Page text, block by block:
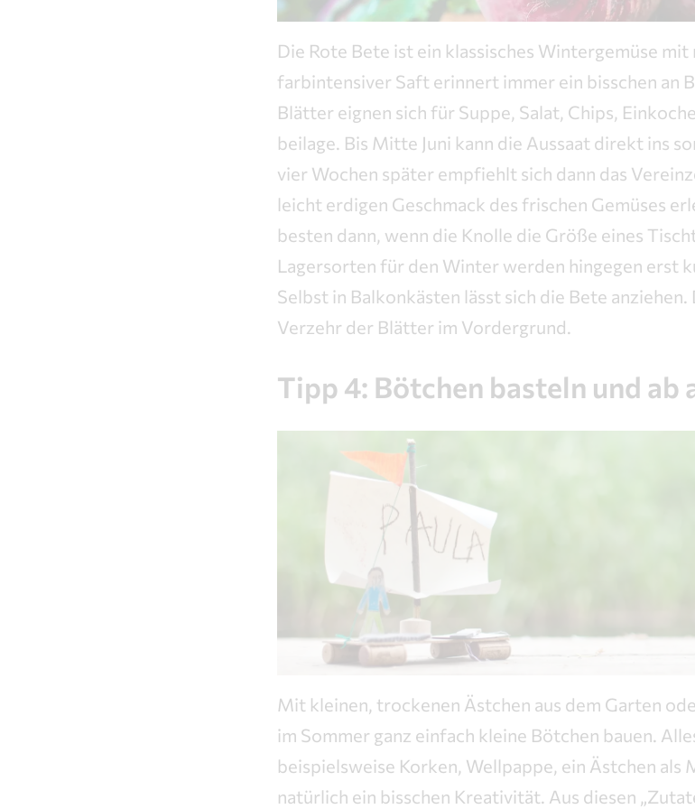
Die Rote Bete ist ein klassisches Wintergemüse
farbintensiver Saft erinnert immer ein bisschen an
Blätter eignen sich für Suppe, Salat, Chips,
beilage. Bis Mitte Juni kann die Aussaat direkt ins
vier Wochen später empfiehlt sich dann das
leicht erdigen Geschmack des frischen Gemüses
besten dann, wenn die Knolle die Größe eines
Lagersorten für den Winter werden hingegen erst
Selbst in Balkonkästen lässt sich die Bete
Verzehr der Blätter im Vordergrund.
Tipp 4: Bötchen basteln und ab
Mit kleinen, trockenen Ästchen aus dem Garten
im Sommer ganz einfach kleine Bötchen bauen.
beispielsweise Korken, Wellpappe, ein Ästchen als
natürlich ein bisschen Kreativität. Aus diesen